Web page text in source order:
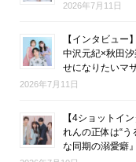
2026年7月11日
【インタビュー
中沢元紀×秋田
せになりたいマ
2026年7月11日
【4ショットイ
れんの正体は“う
な同期の溺愛癖』